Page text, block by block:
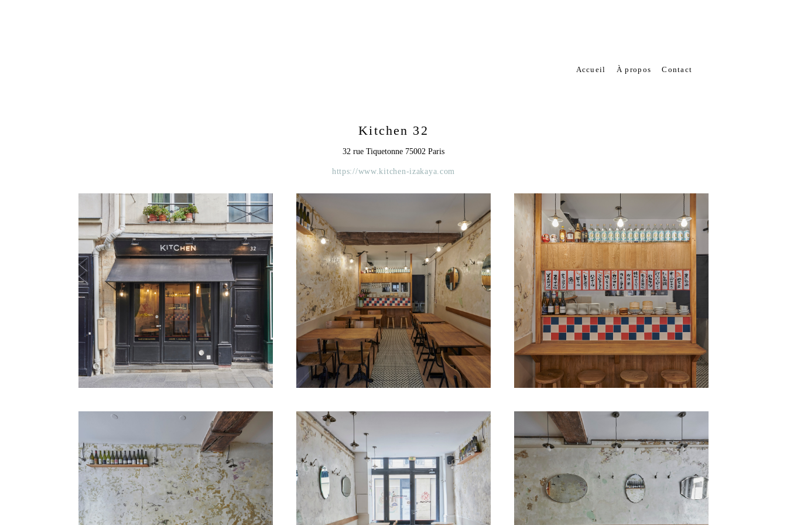
Accueil À propos Contact
Kitchen 32
32 rue Tiquetonne 75002 Paris
https://www.kitchen-izakaya.com